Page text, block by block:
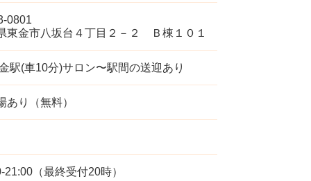
0801
東金市八坂台４丁目２－２ Ｂ棟１０１
駅(車10分)サロン〜駅間の送迎あり
あり（無料）
21:00（最終受付20時）